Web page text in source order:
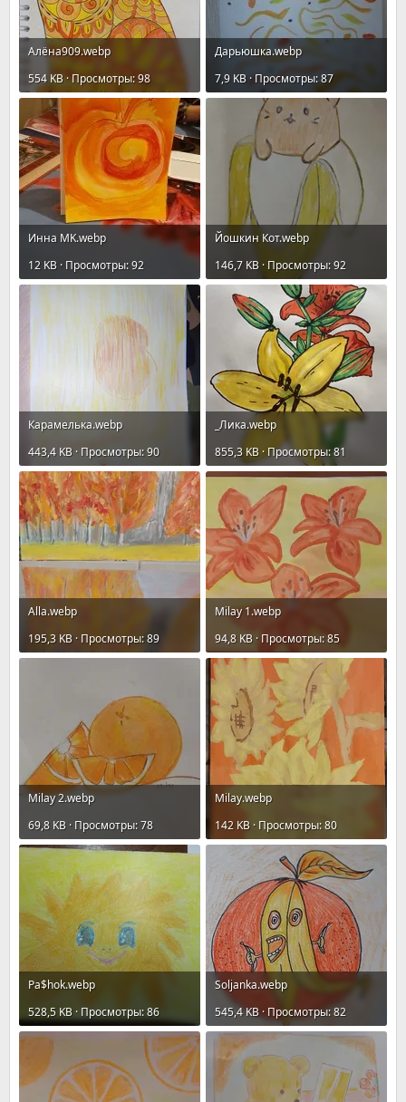
Алёна909.webp
554 KB · Просмотры: 98
Дарьюшка.webp
7,9 KB · Просмотры: 87
Инна MK.webp
12 KB · Просмотры: 92
Йошкин Кот.webp
146,7 KB · Просмотры: 92
Карамелькa.webp
443,4 KB · Просмотры: 90
_Лика.webp
855,3 KB · Просмотры: 81
Allа.webp
195,3 KB · Просмотры: 89
Milay 1.webp
94,8 KB · Просмотры: 85
Milay 2.webp
69,8 KB · Просмотры: 78
Milay.webp
142 KB · Просмотры: 80
Pa$hok.webp
528,5 KB · Просмотры: 86
Soljanka.webp
545,4 KB · Просмотры: 82